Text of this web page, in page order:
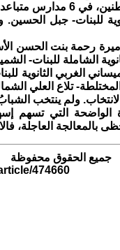
للبنات- جبل
رحمة بنت الحسن
الشاملة للبنات-
الغربي الثانوية
تلاع العلي
ولم ينتخب الشبابُ
الواضحة التي تسهم
بالمعالجة العاجلة،
جميع الحقوق محفوظة
474660